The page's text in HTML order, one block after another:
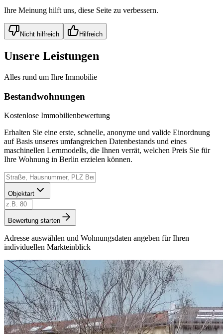
Ihre Meinung hilft uns, diese Seite zu verbessern.
Nicht hilfreich Hilfreich
Unsere Leistungen
Alles rund um Ihre Immobilie
Bestandwohnungen
Kostenlose Immobilienbewertung
Erhalten Sie eine erste, schnelle, anonyme und valide Einordnung
auf Basis unseres umfangreichen Datenbestands und eines
maschinellen Lernmodells, die Ihnen verrät, welchen Preis Sie für
Ihre Wohnung in Berlin erzielen können.
Objektart
Bewertung starten
Adresse auswählen und Wohnungsdaten angeben für Ihren
individuellen Markteinblick